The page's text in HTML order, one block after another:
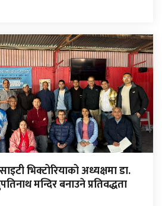
भिक्टोरियाको अध्यक्षमा डा.
मन्दिर बनाउने प्रतिवद्धता